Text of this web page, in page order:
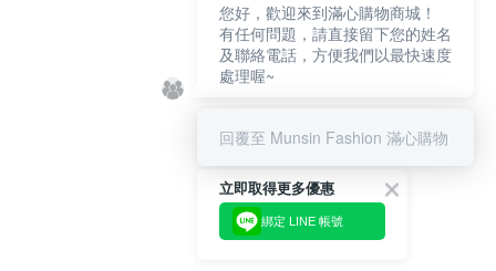
立即取得更多優惠
綁定 LINE 帳號
您好，歡迎來到滿心購物商城！
有任何問題，請直接留下您的姓名
及聯絡電話，方便我們以最快速度
處理喔~
回覆至 Munsin Fashion 滿心購物